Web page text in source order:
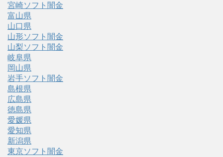
宮崎ソフト闇金
富山県
山口県
山形ソフト闇金
山梨ソフト闇金
岐阜県
岡山県
岩手ソフト闇金
島根県
広島県
徳島県
愛媛県
愛知県
新潟県
東京ソフト闇金